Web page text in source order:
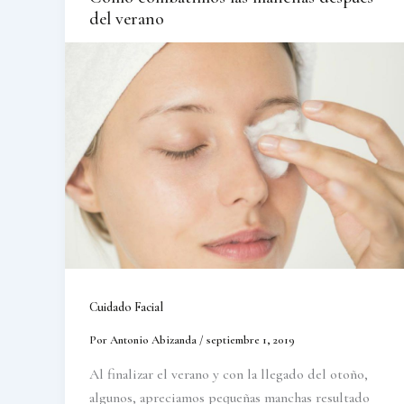
del verano
Cuidado Facial
PorAntonio Abizanda/ septiembre 1, 2019
Al finalizar el verano y con la llegado del otoño,
algunos, apreciamos pequeñas manchas resultado